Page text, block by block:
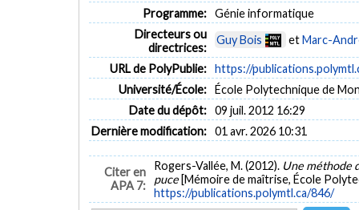
Programme: Génie informatique
Directeurs ou
directrices:
Guy Bois etMarc-
URL de PolyPublie: https://
Université/École: École Polytechnique de
Date du dépôt: 09 juil. 2012 16:29
Dernière modification: 01 avr. 2026 10:31
Citer en
APA 7:
Rogers-Vallée, M. (2012). Une méthode
puce [Mémoire de maîtrise, École
https://publications.polymtl.ca/846/